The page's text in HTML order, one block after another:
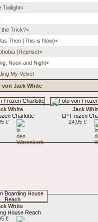
Twilight<
the Trick?<
Then (This is Now)<
(Reprise)<
Noon and Night<
My Velvet
von Jack White
White
Charlotte
€
Jack
LP Frozen
24,95 €
White
House Reach
€